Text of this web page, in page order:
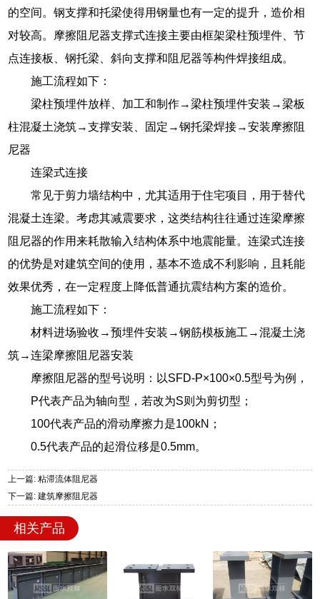
的空间。钢支撑和托梁使得用钢量也有一定的提升，造价相
对较高。摩擦阻尼器支撑式连接主要由框架梁柱预埋件、节
点连接板、钢托梁、斜向支撑和阻尼器等构件焊接组成。
施工流程如下：
梁柱预埋件放样、加工和制作→梁柱预埋件安装→梁板
柱混凝土浇筑→支撑安装、固定→钢托梁焊接→安装摩擦阻
尼器
连梁式连接
常见于剪力墙结构中，尤其适用于住宅项目，用于替代
混凝土连梁。考虑其减震要求，这类结构往往通过连梁摩擦
阻尼器的作用来耗散输入结构体系中地震能量。连梁式连接
的优势是对建筑空间的使用，基本不造成不利影响，且耗能
效果优秀，在一定程度上降低普通抗震结构方案的造价。
施工流程如下：
材料进场验收→预埋件安装→钢筋模板施工→混凝土浇
筑→连梁摩擦阻尼器安装
摩擦阻尼器的型号说明：以SFD-P×100×0.5型号为例，
P代表产品为轴向型，若改为S则为剪切型；
100代表产品的滑动摩擦力是100kN；
0.5代表产品的起滑位移是0.5mm。
上一篇: 粘滞流体阻尼器
下一篇: 建筑摩擦阻尼器
相关产品